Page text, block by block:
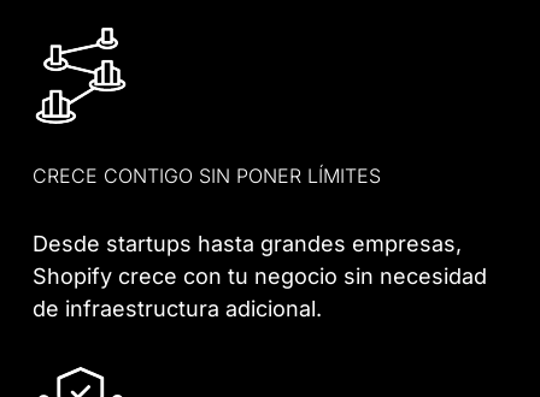
CRECE CONTIGO SIN PONER LÍMITES
Desde startups hasta grandes empresas,
Shopify crece con tu negocio sin necesidad
de infraestructura adicional.